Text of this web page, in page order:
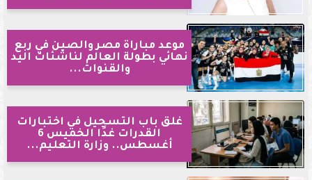
موعد مباراة مصر والصين في ربع
نهائي بطولة العالم لناشئات اليد
والقنوات...
غلق باب التسجيل في اختبارات
القدرات غدًا الخميس 6
أغسطس.. وزارة التعليم...